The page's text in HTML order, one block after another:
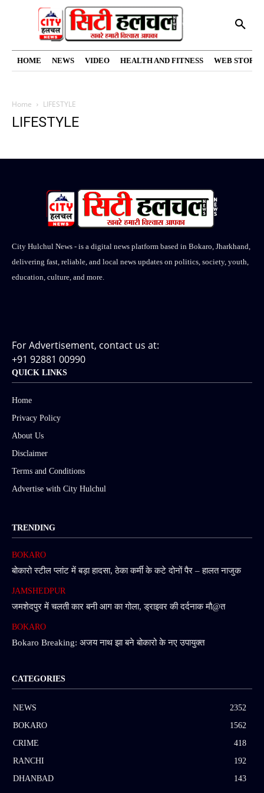
HOME NEWS VIDEO HEALTH AND FITNESS WEB
Home LIFESTYLE
LIFESTYLE
City Hulchul News - is a digital news platform based in Bokaro, Jharkhand,
delivering fast, reliable, and local news updates on politics, society, youth,
education, culture, and more.
For Advertisement, contact us at:
+91 92881 00990
QUICK LINKS
Home
Privacy Policy
About Us
Disclaimer
Terms and Conditions
Advertise with City Hulchul
TRENDING
BOKARO
बोकारो स्टील प्लांट में बड़ा हादसा, ठेका कर्मी के कटे दोनों पैर – हालत नाजुक
JAMSHEDPUR
जमशेदपुर में चलती कार बनी आग का गोला, ड्राइवर की दर्दनाक मौ@त
BOKARO
Bokaro Breaking: अजय नाथ झा बने बोकारो के नए उपायुक्त
CATEGORIES
NEWS
2352
BOKARO
1562
CRIME
418
RANCHI
192
DHANBAD
143